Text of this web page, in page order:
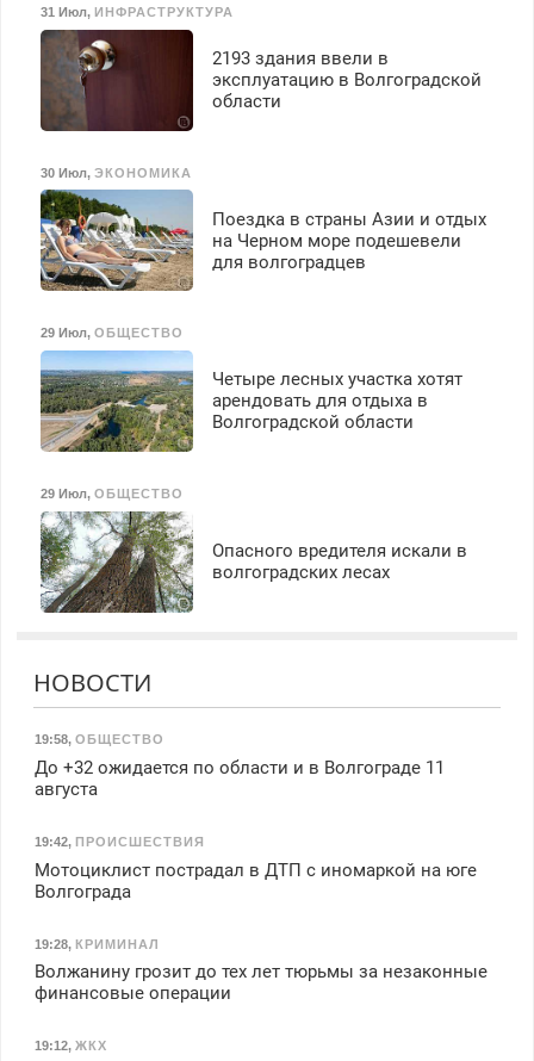
31 Июл, ИНФРАСТРУКТУРА
2193 здания ввели в
эксплуатацию в Волгоградской
области
30 Июл, ЭКОНОМИКА
Поездка в страны Азии и отдых
на Черном море подешевели
для волгоградцев
29 Июл, ОБЩЕСТВО
Четыре лесных участка хотят
арендовать для отдыха в
Волгоградской области
29 Июл, ОБЩЕСТВО
Опасного вредителя искали в
волгоградских лесах
НОВОСТИ
19:58, ОБЩЕСТВО
До +32 ожидается по области и в Волгограде 11
августа
19:42, ПРОИСШЕСТВИЯ
Мотоциклист пострадал в ДТП с иномаркой на юге
Волгограда
19:28, КРИМИНАЛ
Волжанину грозит до тех лет тюрьмы за незаконные
финансовые операции
19:12, ЖКХ